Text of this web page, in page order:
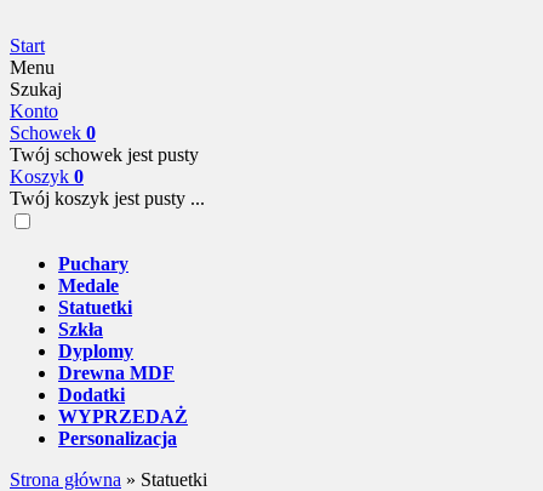
Start
Menu
Szukaj
Konto
Schowek 0
Twój schowek jest pusty
Koszyk 0
Twój koszyk jest pusty ...
Puchary
Medale
Statuetki
Szkła
Dyplomy
Drewna MDF
Dodatki
WYPRZEDAŻ
Personalizacja
Strona główna » Statuetki